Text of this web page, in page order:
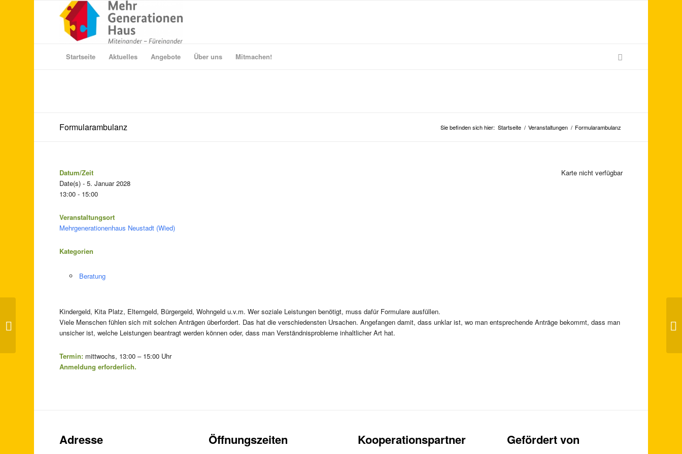
Startseite Aktuelles Angebote Über uns Mitmachen!
Formularambulanz Sie befinden sich hier: Startseite / Veranstaltungen / Formularambulanz
Karte nicht verfügbar
Datum/Zeit
Date(s) - 5. Januar 2028
13:00 - 15:00
Veranstaltungsort
Mehrgenerationenhaus Neustadt (Wied)
Kategorien
Beratung
Kindergeld, Kita Platz, Elterngeld, Bürgergeld, Wohngeld u.v.m. Wer soziale Leistungen benötigt, muss dafür Formulare ausfüllen.
Viele Menschen fühlen sich mit solchen Anträgen überfordert. Das hat die verschiedensten Ursachen. Angefangen damit, dass unklar ist, wo man entsprechende Anträge bekommt, dass man
unsicher ist, welche Leistungen beantragt werden können oder, dass man Verständnisprobleme inhaltlicher Art hat.
Termin: mittwochs, 13:00 – 15:00 Uhr
Anmeldung erforderlich.
Adresse Öffnungszeiten Kooperationspartner Gefördert von
Selbsthilfegruppe – Verlassene Eltern